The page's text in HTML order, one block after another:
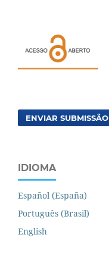
ENVIAR SUBMISSÃO
IDIOMA
Español (España)
Português (Brasil)
English